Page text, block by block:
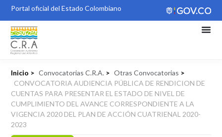
Portal oficial del Estado Colombiano
Inicio > Convocatorias C.R.A. > Otras Convocatorias >
CONVOCATORIA AUDIENCIA PÚBLICA DE RENDICION DE
CUENTAS PARA PRESENTAR EL ESTADO DE NIVEL DE
CUMPLIMIENTO DEL AVANCE CORRESPONDIENTE A LA
VIGENCIA 2020 DEL PLAN DE ACCIÓN CUATRIENAL 2020-
2023